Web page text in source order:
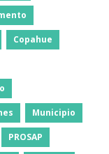
Copahue
Municipio
PROSAP